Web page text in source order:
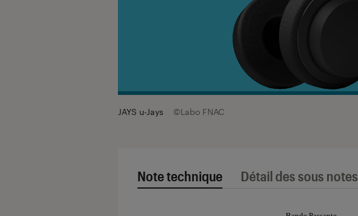
JAYS u-Jays ©Labo FNAC
Note technique Détail des sous notes